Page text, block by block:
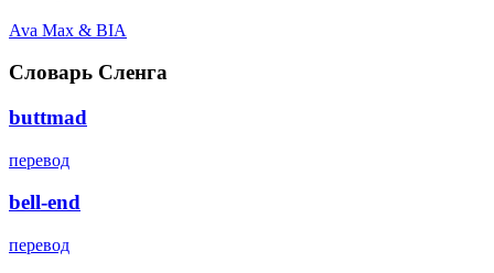
Ava Max & BIA
Словарь Сленга
buttmad
перевод
bell-end
перевод